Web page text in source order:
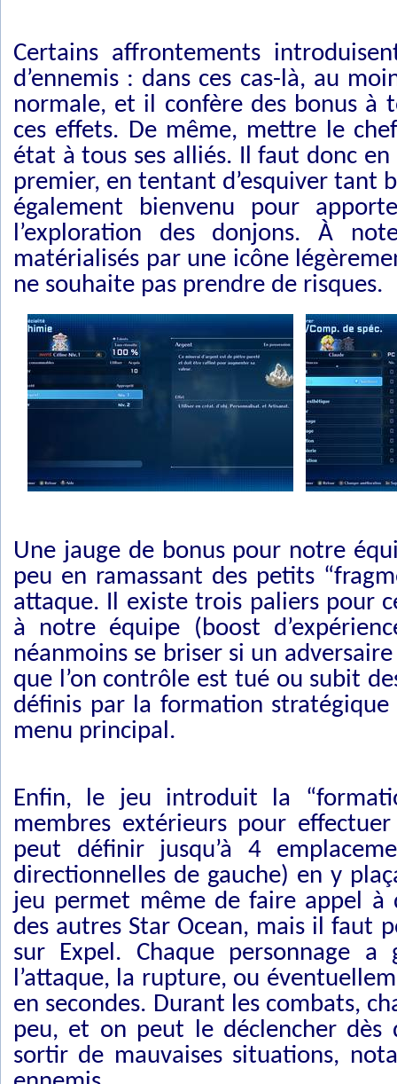
Certains affrontements
d’ennemis : dans ces cas-là, au
normale, et il confère des bonus à
ces effets. De même, mettre le
état à tous ses alliés. Il faut donc
premier, en tentant d’esquiver tant
également bienvenu pour
l’exploration des donjons. À
matérialisés par une icône
ne souhaite pas prendre de risques.
Une jauge de bonus pour notre
peu en ramassant des petits
attaque. Il existe trois paliers pour
à notre équipe (boost
néanmoins se briser si un
que l’on contrôle est tué ou subit
définis par la formation
menu principal.
Enfin, le jeu introduit la
membres extérieurs pour
peut définir jusqu’à 4
directionnelles de gauche) en y
jeu permet même de faire appel à
des autres Star Ocean, mais il faut
sur Expel. Chaque personnage
l’attaque, la rupture, ou
en secondes. Durant les combats,
peu, et on peut le déclencher
sortir de mauvaises situations,